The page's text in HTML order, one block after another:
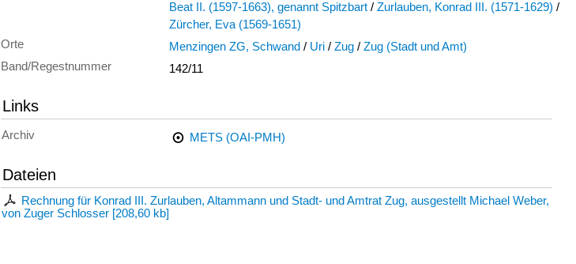
Beat II. (1597-1663), genannt Spitzbart / Zurlauben, Konrad III. (1571-1629) /
Zürcher, Eva (1569-1651)
Orte
Menzingen ZG, Schwand / Uri / Zug / Zug (Stadt und Amt)
Band/Regestnummer
142/11
Links
Archiv METS (OAI-PMH)
Dateien
Rechnung für Konrad III. Zurlauben, Altammann und Stadt- und Amtrat Zug, ausgestellt Michael Weber,
von Zuger Schlosser [208,60 kb]